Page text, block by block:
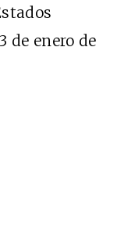
de enero de